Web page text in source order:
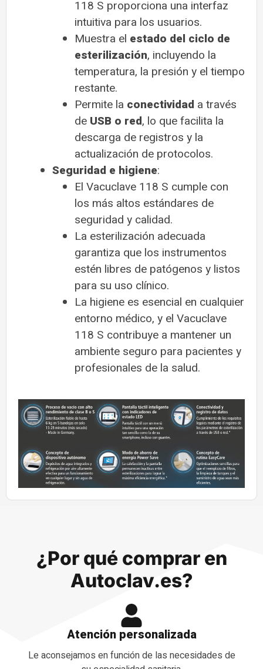
118 S proporciona una interfaz
intuitiva para los usuarios.
Muestra el estado del ciclo de
esterilización, incluyendo la
temperatura, la presión y el tiempo
restante.
Permite la conectividad a través
de USB o red, lo que facilita la
descarga de registros y la
actualización de protocolos.
Seguridad e higiene:
El Vacuclave 118 S cumple con
los más altos estándares de
seguridad y calidad.
La esterilización adecuada
garantiza que los instrumentos
estén libres de patógenos y listos
para su uso clínico.
La higiene es esencial en cualquier
entorno médico, y el Vacuclave
118 S contribuye a mantener un
ambiente seguro para pacientes y
profesionales de la salud.
¿Por qué comprar en
Autoclav.es?
Atención personalizada
Le aconsejamos en función de las necesidades de